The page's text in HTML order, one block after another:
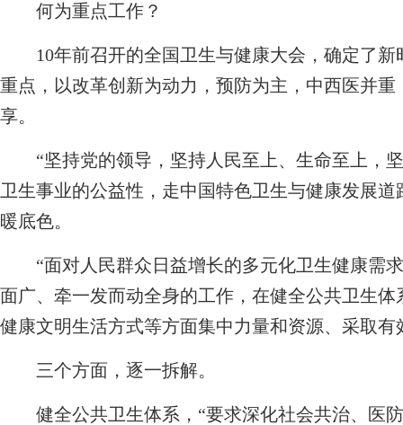
何为重点工作？
10年前召开的全国卫生与健康大会，确定了新
重点，以改革创新为动力，预防为主，中西医并
享。
“坚持党的领导，坚持人民至上、生命至上，
卫生事业的公益性，走中国特色卫生与健康发展
暖底色。
“面对人民群众日益增长的多元化卫生健康需
面广、牵一发而动全身的工作，在健全公共卫生
健康文明生活方式等方面集中力量和资源、采取
三个方面，逐一拆解。
健全公共卫生体系，“要求深化社会共治、医防